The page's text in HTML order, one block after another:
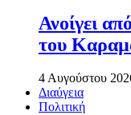
Ανοίγει
του
4 Αυγούστου
Διαύγεια
Πολιτική